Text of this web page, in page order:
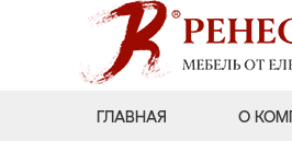
ГЛАВНАЯ О